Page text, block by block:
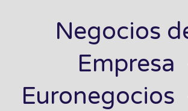
Negocios
Empresa
Euronegocios